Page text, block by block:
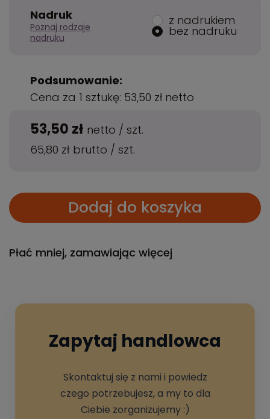
Nadruk
Poznaj rodzaje
nadruku
z nadrukiem
bez nadruku
Podsumowanie:
Cena za 1 sztukę: 53,50 zł netto
53,50 zł netto / szt.
65,80 zł brutto / szt.
Dodaj do koszyka
Płać mniej, zamawiając więcej
Zapytaj handlowca
Skontaktuj się z nami i powiedz
czego potrzebujesz, a my to dla
Ciebie zorganizujemy :)